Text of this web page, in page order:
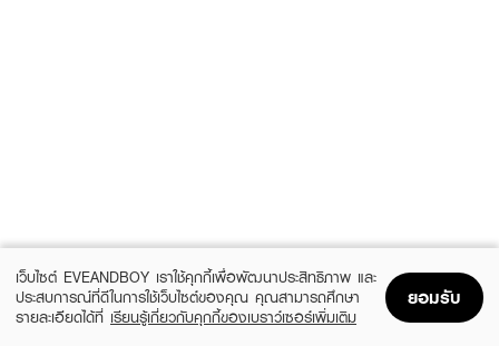
เว็บไซต์ EVEANDBOY เราใช้คุกกี้เพื่อพัฒนาประสิทธิภาพ และ
ประสบการณ์ที่ดีในการใช้เว็บไซต์ของคุณ คุณสามารถศึกษา
รายละเอียดได้ที่ เรียนรู้เกี่ยวกับคุกกี้ของเบราว์เซอร์เพิ่มเติม
ยอมรับ